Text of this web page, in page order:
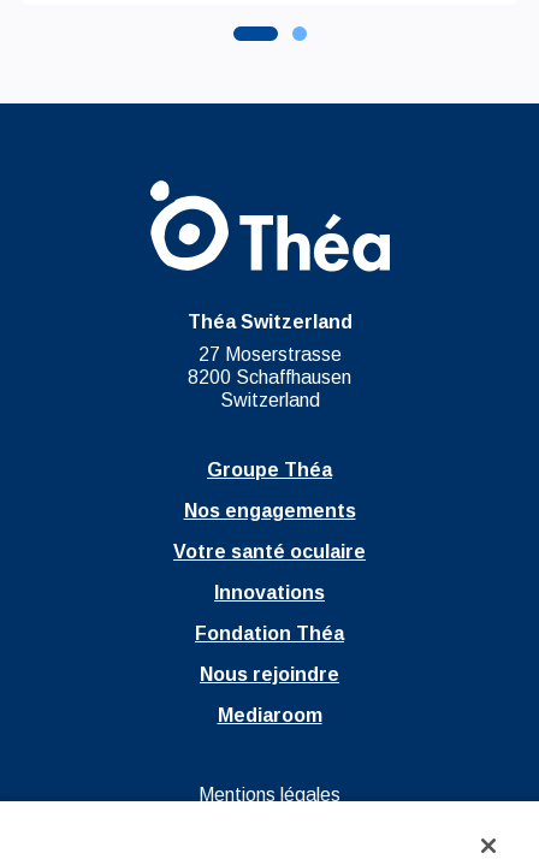
Théa Switzerland
27 Moserstrasse
8200 Schaffhausen
Switzerland
Groupe Théa
Nos engagements
Votre santé oculaire
Innovations
Fondation Théa
Nous rejoindre
Mediaroom
Ouvrir dans un nouvel onglet
Mentions légales